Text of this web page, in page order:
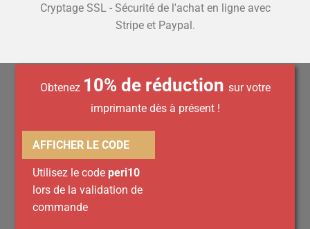
Cryptage SSL - Sécurité de l'achat en ligne avec
Stripe et Paypal.
Obtenez 10% de réduction sur votre
imprimante dès à présent !
AFFICHER LE CODE
Utilisez le code peri10
lors de la validation de
commande